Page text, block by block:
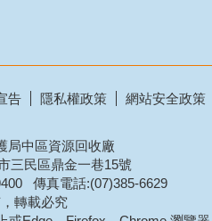
告
隱私權政策
網站安全政策
局中區資源回收廠
三民區鼎金一巷15號
傳真電話:(07)385-6629
轉載必究